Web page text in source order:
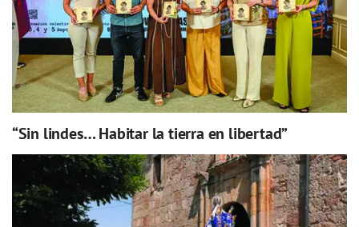
“Sin lindes… Habitar la tierra en libertad”